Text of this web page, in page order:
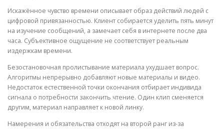
Искажённое чувство времени описывает образ действий людей с
цифровой привязанностью. Клиент собирается уделить пять минут
на изучение сообщений, а замечает себя в интернете после два
часа. Субъективное ощущение не соответствует реальным
издержкам времени.
Безостановочная пролистывание материала ухудшает вопрос.
Алгоритмы непрерывно добавляют новые материалы и видео.
Недостаток естественной точки окончания отбирает индивида
сигнала о потребности закончить чтение. Один клип сменяется
другим, материал направляет к новой линку.
Намерения и обязательства отходят на второй ранг из-за